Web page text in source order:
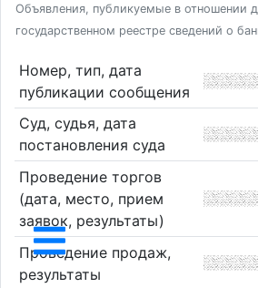
Объявления, публикуемые в отношении
государственном реестре сведений о
Номер, тип, дата
публикации сообщения
Суд, судья, дата
постановления суда
Проведение торгов
(дата, место, прием
заявок, результаты)
Проведение продаж,
результаты